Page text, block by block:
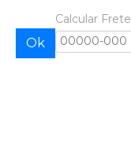
Calcular Frete
Ok